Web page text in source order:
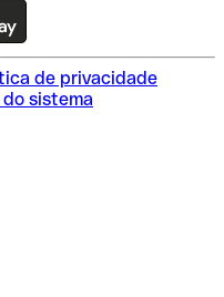
de privacidade
sistema